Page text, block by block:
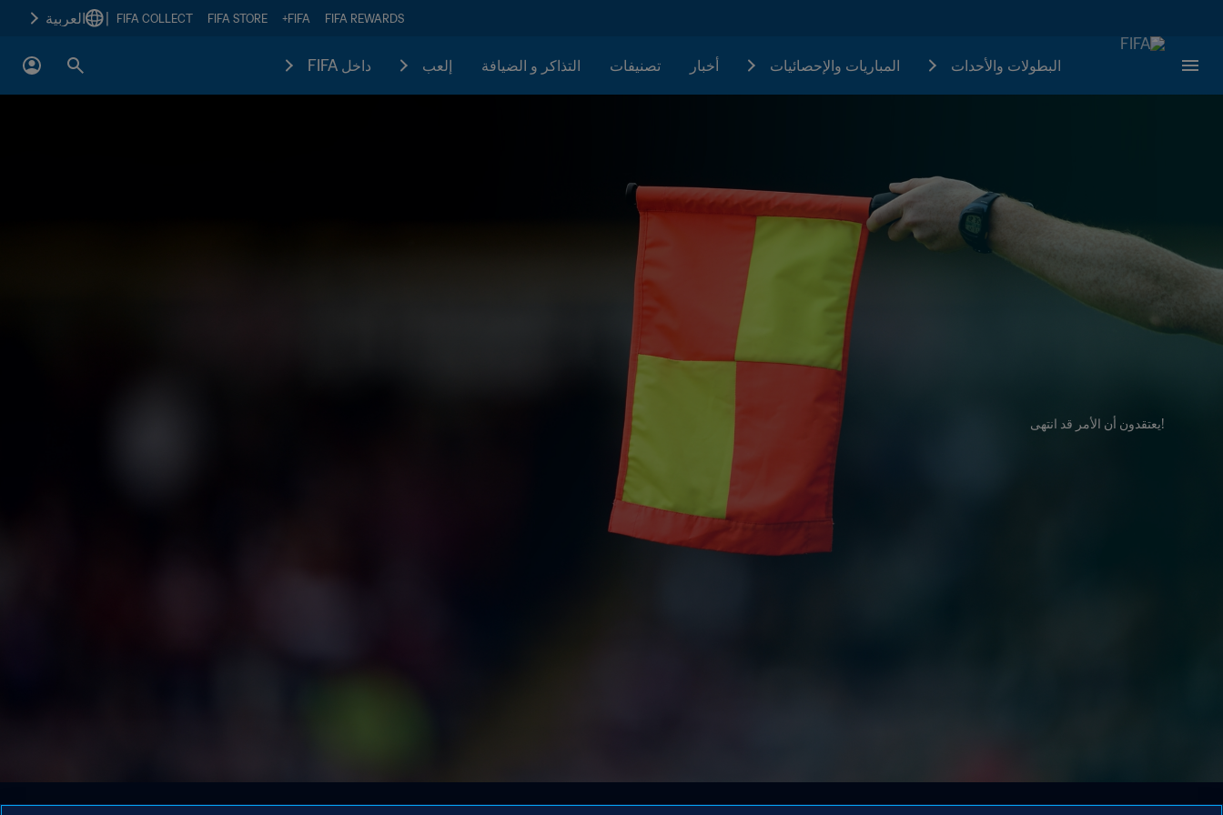
FIFA REWARDS
FIFA+
FIFA STORE
FIFA COLLECT العربية
البطولات والأحدات المباريات والإحصائيات أخبار تصنيفات التذاكر و الضيافة إلعب داخل FIFA
!يعتقدون أن الأمر قد انتهى